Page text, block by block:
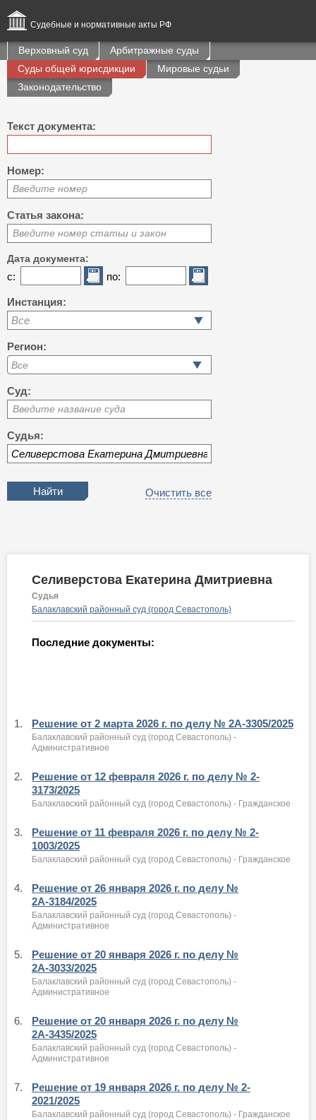
Судебные и нормативные акты РФ
Верховный суд
Арбитражные суды
Суды общей юрисдикции
Мировые судьи
Законодательство
Текст документа:
Номер:
Введите номер
Статья закона:
Введите номер статьи и закон
Дата документа:
с: по:
Инстанция:
Все
Регион:
Суд:
Введите название суда
Судья:
Очистить все
Селиверстова Екатерина Дмитриевна
Судья
Балаклавский районный суд (город Севастополь)
Последние документы:
1. Решение от 2 марта 2026 г. по делу № 2А-3305/2025
Балаклавский районный суд (город Севастополь) -
Административное
2.
Решение от 12 февраля 2026 г. по делу № 2-
3173/2025
Балаклавский районный суд (город Севастополь) - Гражданское
3.
Решение от 11 февраля 2026 г. по делу № 2-
1003/2025
Балаклавский районный суд (город Севастополь) - Гражданское
4.
Решение от 26 января 2026 г. по делу №
2А-3184/2025
Балаклавский районный суд (город Севастополь) -
Административное
5.
Решение от 20 января 2026 г. по делу №
2А-3033/2025
Балаклавский районный суд (город Севастополь) -
Административное
6.
Решение от 20 января 2026 г. по делу №
2А-3435/2025
Балаклавский районный суд (город Севастополь) -
Административное
7.
Решение от 19 января 2026 г. по делу № 2-
2021/2025
Балаклавский районный суд (город Севастополь) - Гражданское